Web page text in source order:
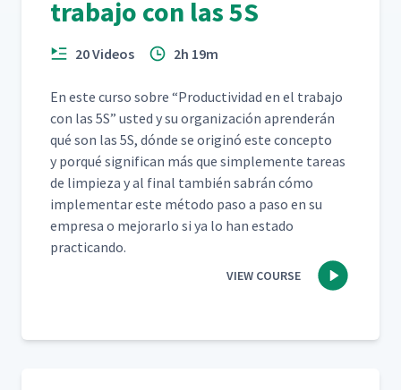
trabajo con las 5S
20 Videos 2h 19m
En este cur­so sobre “Pro­duc­tivi­dad en el tra­ba­jo
con las 5S” ust­ed y su orga­ni­zación apren­derán
qué son las 5S, dónde se orig­inó este con­cep­to
y porqué sig­nif­i­can más que sim­ple­mente tar­eas
de limpieza y al final tam­bién sabrán cómo
imple­men­tar este méto­do paso a paso en su
empre­sa o mejo­rar­lo si ya lo han esta­do
practicando.
VIEW COURSE